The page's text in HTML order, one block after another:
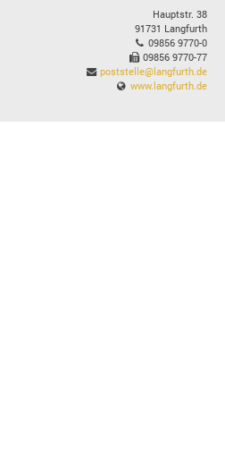
Hauptstr. 38
91731 Langfurth
09856 9770-0
09856 9770-77
poststelle@langfurth.de
www.langfurth.de